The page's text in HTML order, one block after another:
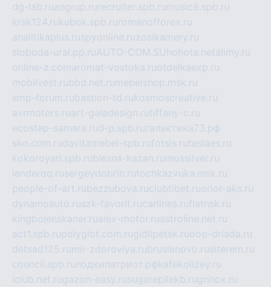
dg-lab.ruangrup.ru recruiter.spb.ru music8.spb.ru
krsk124.rukubok.spb.ru romanofforex.ru
analitikaplus.ruspyonline.ruzosikamery.ru
sloboda-ural.pp.ruAUTO-COM.SU hohota.netalimy.ru
online-z.comaromat-vostoka.ruotdelkaexp.ru
mobilvest.rubbd.net.ru mebelshop.msk.ru
smp-forum.rubastion-td.rukosmoscreative.ru
avrmotors.ruart-galadesign.rutiffany-c.ru
ecostep-samara.rud-p.spb.ru галактика73.рф
sko.com.rudavitamebel-spb.rufotsis.rutesiaes.ru
kokoroyari.spb.rublesna-kazan.ru mossilver.ru
lenderoq.rusergeydobrin.rutochkazvuka.msk.ru
people-of-art.rubezzubova.ruclubtibet.ruorior-aks.ru
dynamoauto.ruszk-favorit.rucarlines.ruflatnsk.ru
kingbolenskaner.rualex-motor.ruastroline.net.ru
act1.spb.rupolyglot.com.rugidlipetsk.ruooo-driada.ru
detsad125.ru mir-zdoroviya.rubruslanovo.rusiterem.ru
council.spb.ruлодкипатриот.рфkafekolizey.ru
iclub.net.rugazon-easy.rusugarepilekb.rugrinox.ru